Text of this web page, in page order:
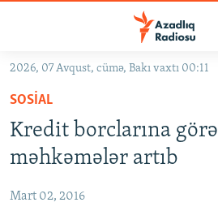
Əsas
qayıt
Əsas
naviqasiyaya
qayıt
GÜNDƏM
#İZAHLA
KORRUPSIOMETR
FƏRQƏ BAX
2026, 07 Avqust, cümə, Bakı vaxtı 00:11
SOSIAL
Kredit borclarına görə
məhkəmələr artıb
Mart 02, 2016